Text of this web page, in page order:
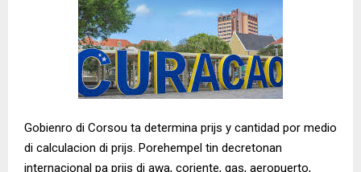
Gobienro di Corsou ta determina prijs y cantidad por medio
di calculacion di prijs. Porehempel tin decretonan
internacional pa prijs di awa, coriente, gas, aeropuerto,